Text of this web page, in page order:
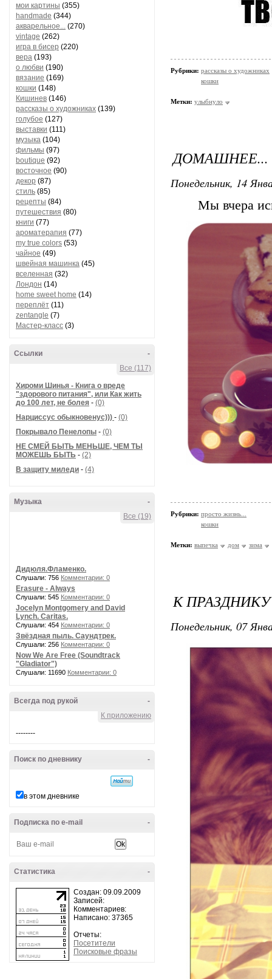
мои картины (355)
handmade (344)
акварельное... (270)
vintage (262)
игра в бисер (220)
вера (193)
о любви (190)
вязание (169)
кошки (148)
Кишинев (146)
рассказы о художниках (139)
голубое (127)
выставки (111)
музыка (104)
фильмы (97)
boutique (92)
восточное (90)
декор (87)
стиль (85)
рецепты (84)
путешествия (80)
книги (77)
ароматерапия (77)
my true colors (53)
чайное (49)
швейная машинка (45)
вселенная (32)
Лондон (14)
home sweet home (14)
переплёт (11)
zentangle (7)
Мастер-класс (3)
-
Ссылки
Все (117)
Хироми Шинья - Книга о вреде
"здорового питания", или Как жить
до 100 лет, не болея - (0)
Нарциссус обыкновенус))) - (0)
Покрывало Пенелопы - (0)
НЕ СМЕЙ БЫТЬ МЕНЬШЕ, ЧЕМ ТЫ
МОЖЕШЬ БЫТЬ - (2)
В защиту миледи - (4)
-
Музыка
Все (19)
Дидюля.Фламенко.
Слушали: 756 Комментарии: 0
Erasure - Always
Слушали: 545 Комментарии: 0
Jocelyn Montgomery and David
Lynch. Caritas.
Слушали: 454 Комментарии: 0
Звёздная пыль. Саундтрек.
Слушали: 256 Комментарии: 0
Now We Are Free (Soundtrack
"Gladiator")
Слушали: 11690 Комментарии: 0
-
Всегда под рукой
К приложению
--------
-
Поиск по дневнику
в этом дневнике
-
Подписка по e-mail
-
Статистика
Создан: 09.09.2009
Записей:
Комментариев:
Написано: 37365
Отчеты:
Посетители
Поисковые фразы
Рубрики: рассказы о художниках
кошки
Метки: улыбнуло
ДОМАШНЕЕ...
Понедельник, 14
Мы вчера
Рубрики: просто жизнь...
кошки
Метки: выпечка дом зима
К
Понедельник, 07